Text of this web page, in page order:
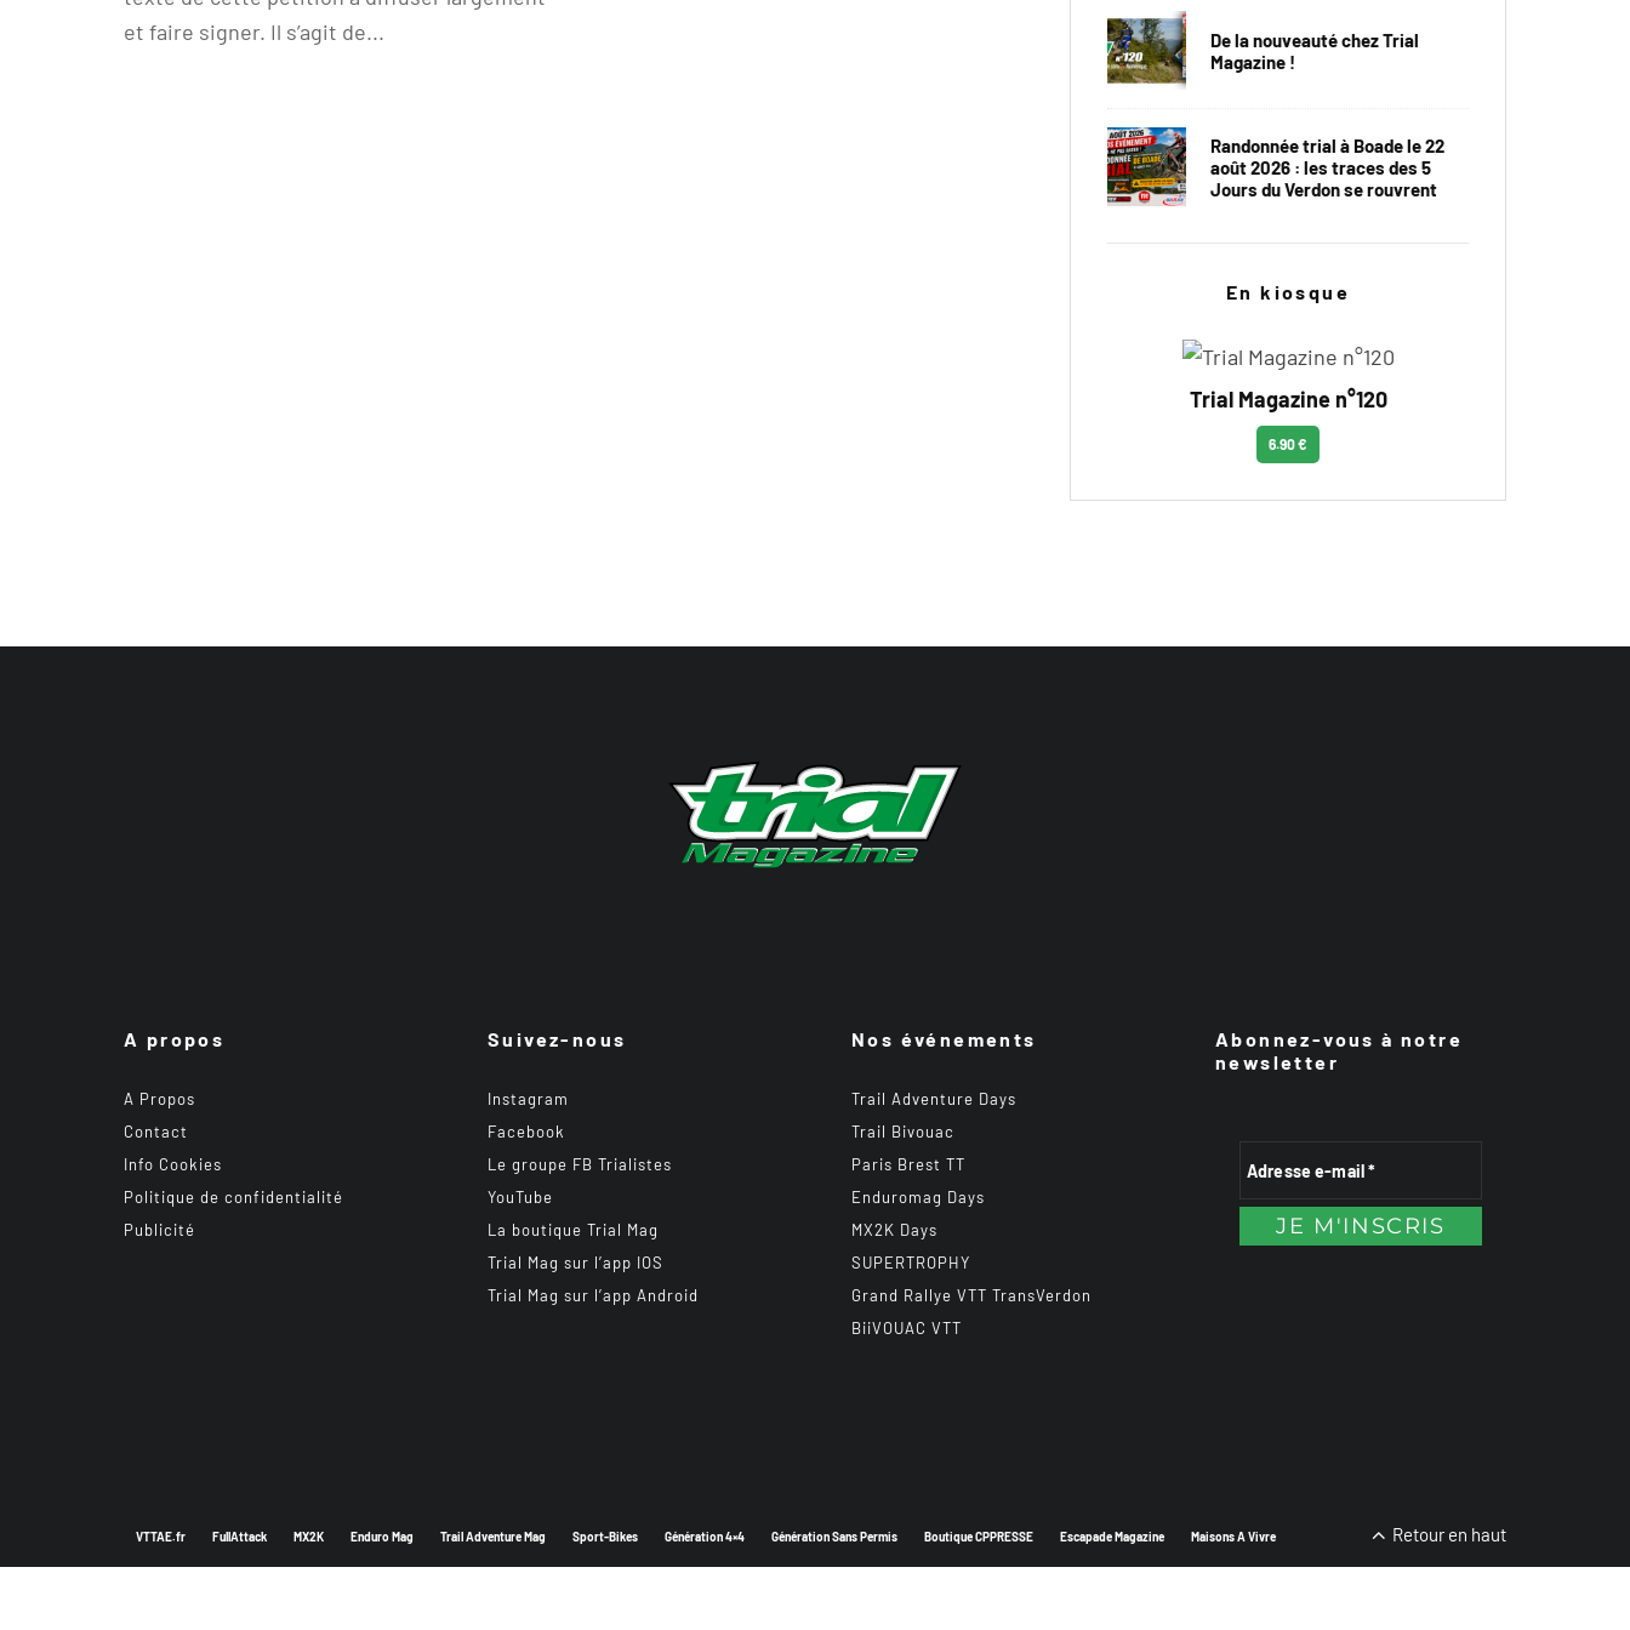
et faire signer. Il s’agit de...
De la nouveauté chez Trial
Magazine !
Randonnée trial à Boade le 22
août 2026 : les traces des 5
Jours du Verdon se rouvrent
En kiosque
Trial Magazine n°120
6.90 €
A propos
A Propos
Contact
Info Cookies
Politique de confidentialité
Publicité
Suivez-nous
Instagram
Facebook
Le groupe FB Trialistes
YouTube
La boutique Trial Mag
Trial Mag sur l’app IOS
Trial Mag sur l’app Android
Nos événements
Trail Adventure Days
Trail Bivouac
Paris Brest TT
Enduromag Days
MX2K Days
SUPERTROPHY
Grand Rallye VTT TransVerdon
BiiVOUAC VTT
Abonnez-vous à notre
newsletter
VTTAE.fr FullAttack MX2K Enduro Mag Trail Adventure Mag Sport-Bikes Génération 4×4 Génération Sans Permis Boutique CPPRESSE Escapade Magazine Maisons A Vivre Retour en haut